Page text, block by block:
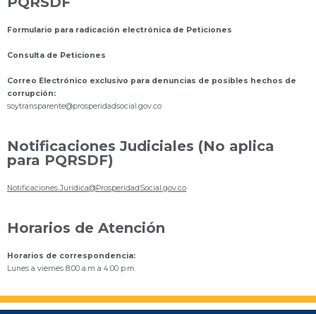
Formulario para radicación electrónica de Peticiones
Consulta de Peticiones
Correo Electrónico exclusivo para denuncias de posibles hechos de
corrupción:
soytransparente@prosperidadsocial.gov.co
Notificaciones Judiciales (No aplica
para PQRSDF)
Notificaciones.Juridica@ProsperidadSocial.gov.co
Horarios de Atención
Horarios de correspondencia:
Lunes a viernes 8:00 a.m a 4:00 p.m.